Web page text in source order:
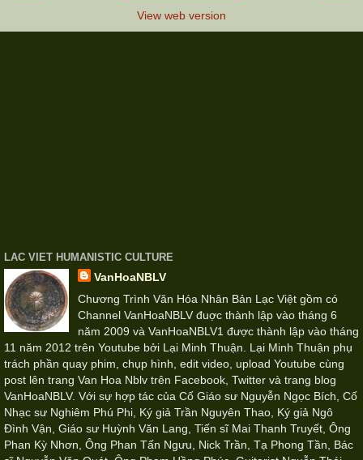
View web version
LAC VIET HUMANISTIC CULTURE
VanHoaNBLV
Chương Trình Văn Hóa Nhân Bản Lạc Việt gồm có
Channel VanHoaNBLV đuợc thành lập vào tháng 6
năm 2009 và VanHoaNBLV1 được thành lập vào tháng
11 năm 2012 trên Youtube bởi Lại Minh Thuận. Lại Minh Thuận phụ
trách phần quay phim, chụp hình, edit video, upload Youtube cùng
post lên trang Van Hoa Nblv trên Facebook, Twitter và trang blog
VanHoaNBLV. Với sự hợp tác của Cố Giáo sư Nguyễn Ngọc Bích, Cố
Nhạc sư Nghiêm Phú Phi, Ký giả Trần Nguyên Thao, Ký giả Ngô
Đình Vận, Giáo sư Huỳnh Văn Lang, Tiến sĩ Mai Thanh Truyết, Ông
Phan Kỳ Nhơn, Ông Phan Tấn Ngưu, Nick Trần, Tạ Phong Tần, Bác